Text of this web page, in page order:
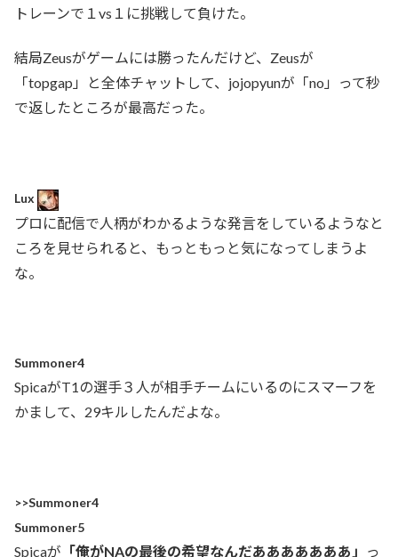
トレーンで１vs１に挑戦して負けた。
結局Zeusがゲームには勝ったんだけど、Zeusが
「topgap」と全体チャットして、jojopyunが「no」って秒
で返したところが最高だった。
Lux
プロに配信で人柄がわかるような発言をしているようなと
ころを見せられると、もっともっと気になってしまうよ
な。
Summoner4
SpicaがT1の選手３人が相手チームにいるのにスマーフを
かまして、29キルしたんだよな。
>>Summoner4
Summoner5
Spicaが 「俺がNAの最後の希望なんだあああああああ」 っ